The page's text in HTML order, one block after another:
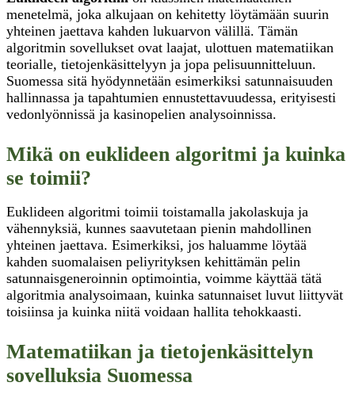
menetelmä, joka alkujaan on kehitetty löytämään suurin
yhteinen jaettava kahden lukuarvon välillä. Tämän
algoritmin sovellukset ovat laajat, ulottuen matematiikan
teorialle, tietojenkäsittelyyn ja jopa pelisuunnitteluun.
Suomessa sitä hyödynnetään esimerkiksi satunnaisuuden
hallinnassa ja tapahtumien ennustettavuudessa, erityisesti
vedonlyönnissä ja kasinopelien analysoinnissa.
Mikä on euklideen algoritmi ja kuinka
se toimii?
Euklideen algoritmi toimii toistamalla jakolaskuja ja
vähennyksiä, kunnes saavutetaan pienin mahdollinen
yhteinen jaettava. Esimerkiksi, jos haluamme löytää
kahden suomalaisen peliyrityksen kehittämän pelin
satunnaisgeneroinnin optimointia, voimme käyttää tätä
algoritmia analysoimaan, kuinka satunnaiset luvut liittyvät
toisiinsa ja kuinka niitä voidaan hallita tehokkaasti.
Matematiikan ja tietojenkäsittelyn
sovelluksia Suomessa